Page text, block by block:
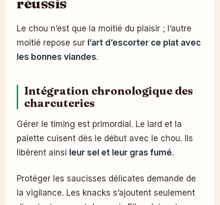
Le chou n’est que la moitié du plaisir ; l’autre
moitié repose sur l’art d’escorter ce plat avec
les bonnes viandes.
Intégration chronologique des
charcuteries
Gérer le timing est primordial. Le lard et la
palette cuisent dès le début avec le chou. Ils
libèrent ainsi leur sel et leur gras fumé.
Protéger les saucisses délicates demande de
la vigilance. Les knacks s’ajoutent seulement